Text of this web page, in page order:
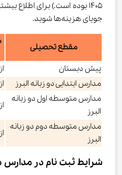
1405 بوده است.) برای اطلاع
جویای هزینه‌ها شوید.
مقطع تحصیلی
پیش دبستان
از ۴ میلیون به بالا
مدارس ابتدایی دو زبانه البرز
از ۵ میلیون به بالا
مدارس متوسطه اول دو زبانه
البرز
از ۷ میلیون به بالا
مدارس متوسطه دوم دو زبانه
البرز
از ۸ میلیون به بالا
شرایط ثبت نام در مدارس